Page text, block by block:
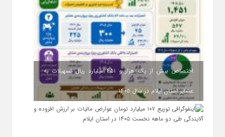
اختصاص بیش از یک هزار و ۴۵۱ میلیارد ریال تسهیلات به
عشایر استان ایلام در سال ۱۴۰۵